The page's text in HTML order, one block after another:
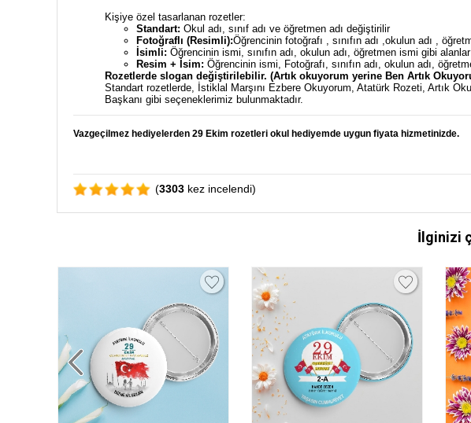
Kişiye özel tasarlanan rozetler:
Standart: Okul adı, sınıf adı ve öğretmen adı değiştirilir
Fotoğraflı (Resimli):Öğrencinin fotoğrafı , sınıfın adı ,okulun adı ,
İsimli: Öğrencinin ismi, sınıfın adı, okulun adı, öğretmen ismi gibi
Resim + İsim: Öğrencinin ismi, Fotoğrafı, sınıfın adı, okulun adı,
Rozetlerde slogan değiştirilebilir. (Artık okuyorum yerine Ben Artık
Standart rozetlerde, İstiklal Marşını Ezbere Okuyorum, Atatürk Rozeti, Artık
Başkanı gibi seçeneklerimiz bulunmaktadır.
Vazgeçilmez hediyelerden 29 Ekim rozetleri okul hediyemde uygun fiyata hizmetinizde.
(3303 kez incelendi)
İlginizi